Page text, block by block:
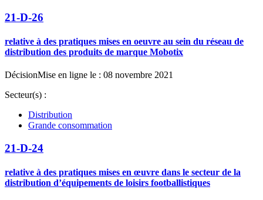
21-D-26
relative à des pratiques mises en oeuvre au sein du réseau de
distribution des produits de marque Mobotix
DécisionMise en ligne le : 08 novembre 2021
Secteur(s) :
Distribution
Grande consommation
21-D-24
relative à des pratiques mises en œuvre dans le secteur de la
distribution d’équipements de loisirs footballistiques